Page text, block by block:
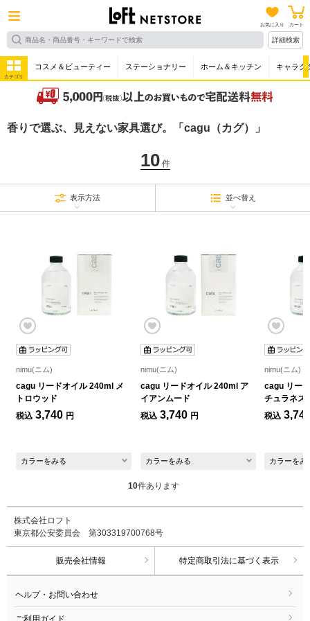
お気に入り カート
詳細検索
カテゴリ
コスメ＆ビューティー ステーショナリー ホーム＆キッチン キャラク
香りで選ぶ、見えない家具選び。「cagu（カグ）」
10件
表示方法 並べ替え
nimu(ニム)
cagu リードオイル 240ml メ
トロウッド
税込 3,740 円
カラーをみる
nimu(ニム)
cagu リードオイル 240ml ア
イアンムード
税込 3,740 円
カラーをみる
nimu(ニム)
cagu リー
チュラネス
税込
カラーをみ
10件あります
株式会社ロフト
東京都公安委員会 第303319700768号
販売会社情報 特定商取引法に基づく表示
ヘルプ・お問い合わせ
ご利用ガイド